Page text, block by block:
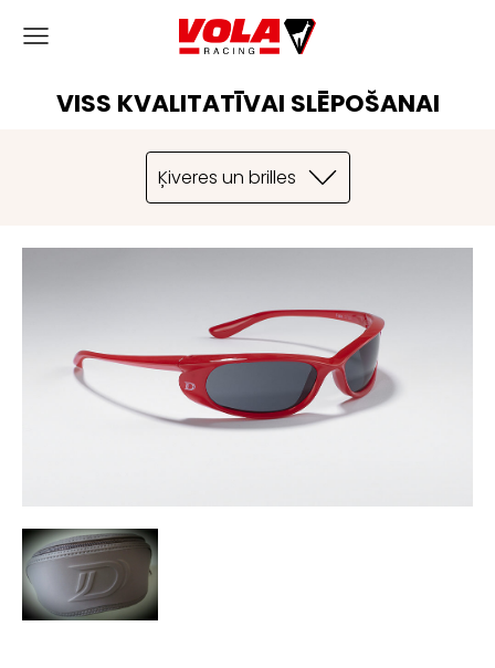
VISS KVALITATĪVAI SLĒPOŠANAI
Ķiveres un brilles